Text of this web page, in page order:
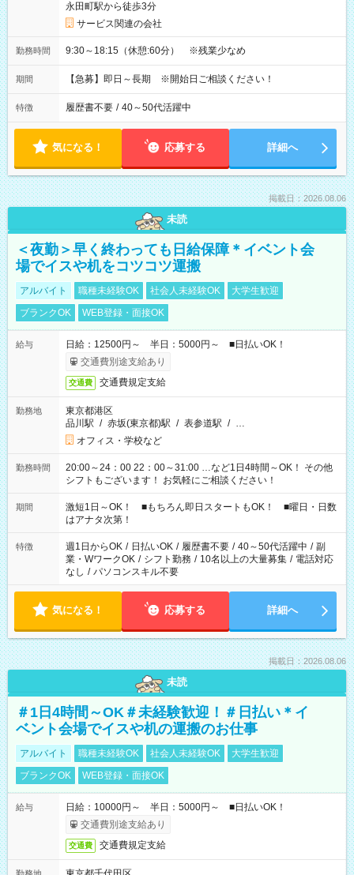
永田町駅から徒歩3分
サービス関連の会社
勤務時間 9:30～18:15（休憩:60分） ※残業少なめ
期間 【急募】即日～長期 ※開始日ご相談ください！
特徴 履歴書不要 / 40～50代活躍中
気になる！ 応募する 詳細へ
掲載日：2026.08.06
未読
＜夜勤＞早く終わっても日給保障＊イベント会
場でイスや机をコツコツ運搬
アルバイト 職種未経験OK 社会人未経験OK
大学生歓迎
ブランクOK
WEB登録・面接OK
給与
日給：12500円～ 半日：5000円～ ■日払いOK！
交通費別途支給あり
交通費 交通費規定支給
勤務地
東京都港区
品川駅 / 赤坂(東京都)駅 / 表参道駅 / …
オフィス・学校など
勤務時間
20:00～24：00 22：00～31:00 …など1日4時間～OK！ その他
シフトもございます！ お気軽にご相談ください！
期間
激短1日～OK！ ■もちろん即日スタートもOK！ ■曜日・日数
はアナタ次第！
特徴 週1日からOK / 日払いOK / 履歴書不要 / 40～50代活躍中 / 副
業・WワークOK / シフト勤務 / 10名以上の大量募集 / 電話対応
なし / パソコンスキル不要
気になる！ 応募する 詳細へ
掲載日：2026.08.06
未読
＃1日4時間～OK＃未経験歓迎！＃日払い＊イ
ベント会場でイスや机の運搬のお仕事
アルバイト 職種未経験OK 社会人未経験OK
大学生歓迎
ブランクOK
WEB登録・面接OK
給与
日給：10000円～ 半日：5000円～ ■日払いOK！
交通費別途支給あり
交通費 交通費規定支給